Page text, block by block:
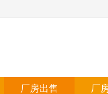
厂房出售 厂